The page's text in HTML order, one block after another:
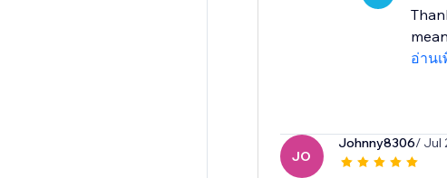
อ่าน
JO
Johnny8306/ Jul